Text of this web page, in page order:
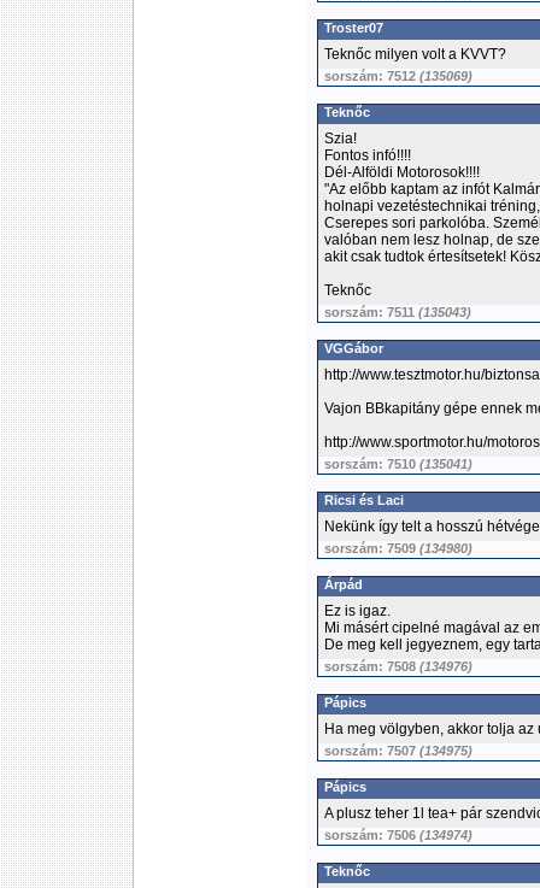
Troster07
Teknőc milyen volt a KVVT?
sorszám: 7512 (135069)
Teknőc
Szia!
Fontos infó!!!!
Dél-Alföldi Motorosok!!!!
"Az előbb kaptam az infót
holnapi vezetéstechnikai
Cserepes sori parkolóba.
valóban nem lesz holnap, de
akit csak tudtok értesítsetek!
Teknőc
sorszám: 7511 (135043)
VGGábor
http://www.tesztmotor.hu/
Vajon BBkapitány gépe ennek
http://www.sportmotor.hu/
sorszám: 7510 (135041)
Ricsi és Laci
Nekünk így telt a hosszú
sorszám: 7509 (134980)
Árpád
Ez is igaz.
Mi másért cipelné magával az
De meg kell jegyeznem, egy
sorszám: 7508 (134976)
Pápics
Ha meg völgyben, akkor tolja az
sorszám: 7507 (134975)
Pápics
A plusz teher 1l tea+ pár
sorszám: 7506 (134974)
Teknőc